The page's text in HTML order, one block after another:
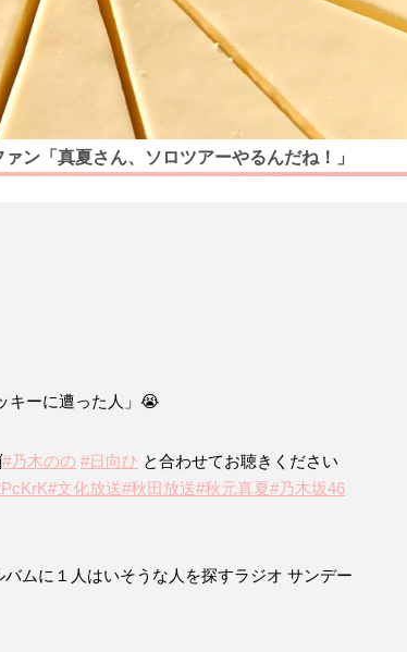
ン「真夏さん、ソロツアーやるんだね！」
キーに遭った人」😭
#乃木のの #日向ひ と合わせてお聴きください
#文化放送#秋田放送#秋元真夏#乃木坂46
ムに１人はいそうな人を探すラジオ サンデー